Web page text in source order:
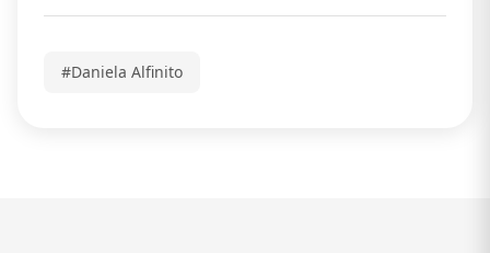
#Daniela Alfinito